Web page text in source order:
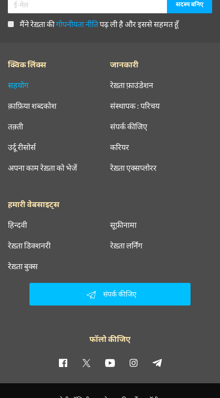
मैंने रेख़्ता कीगोपनीयता नीतिपढ़ ली है और इससे सहमत हूँ
क्विक लिंक्स
सहयोग
क़ाफ़िया शब्दकोश
तक़्ती
उर्दू रीसोर्स
अपना काम रेख़्ता को भेजें
जानकारी
रेख़्ता फ़ाउंडेशन
संस्थापक : परिचय
संपर्क कीजिए
करियर
रेख़्ता एक्सप्लोरर
हमारी वेबसाइट्स
हिन्दवी सूफ़ीनामा
रेख़्ता डिक्शनरी रेख़्ता लर्निंग
रेख़्ता बुक्स
संपर्क कीजिए
फॉलो कीजिए